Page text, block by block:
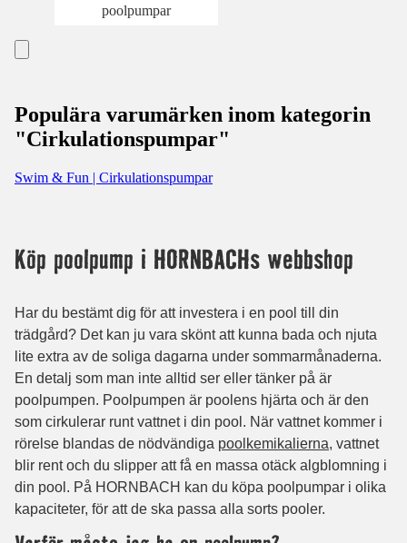
poolpumpar
Populära varumärken inom kategorin
"Cirkulationspumpar"
Swim & Fun | Cirkulationspumpar